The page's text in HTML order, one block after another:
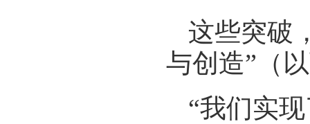
这些突破
与创造”（
“我们实